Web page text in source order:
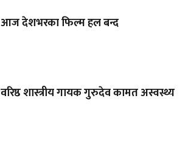
आज देशभरका फिल्म हल बन्द
वरिष्ठ शास्त्रीय गायक गुरुदेव कामत अस्वस्थ्य